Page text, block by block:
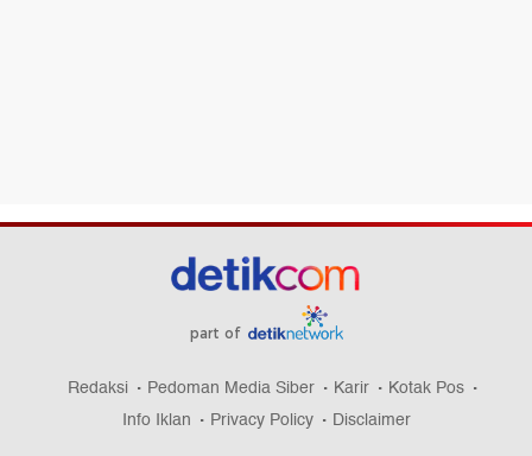
part of
Redaksi Pedoman Media Siber Karir
Kotak Pos
Info Iklan
Privacy Policy Disclaimer